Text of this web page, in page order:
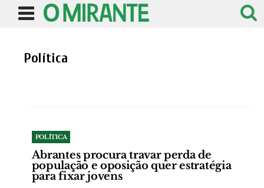
Política
POLÍTICA
Abrantes procura travar perda de
população e oposição quer estratégia
para fixar jovens